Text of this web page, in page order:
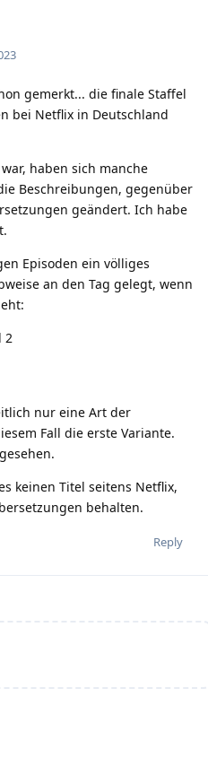
gemerkt... die finale Staffel
bei Netflix in Deutschland
haben sich manche
Beschreibungen, gegenüber
geändert. Ich habe
Episoden ein völliges
an den Tag gelegt, wenn
2
nur eine Art der
Fall die erste Variante.
keinen Titel seitens Netflix,
behalten.
Reply